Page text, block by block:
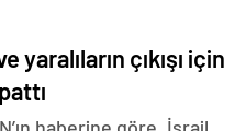
yaralıların çıkışı için
haberine göre, İsrail,